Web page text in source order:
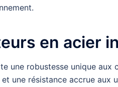
en acier
une robustesse unique aux
une résistance accrue aux